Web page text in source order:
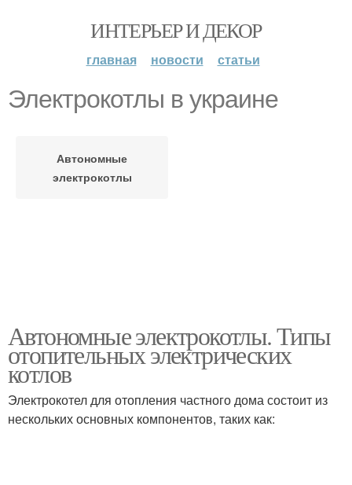
ИНТЕРЬЕР И ДЕКОР
главная новости статьи
Электрокотлы в украине
Автономные
электрокотлы
Автономные электрокотлы. Типы
отопительных электрических
котлов
Электрокотел для отопления частного дома состоит из
нескольких основных компонентов, таких как: